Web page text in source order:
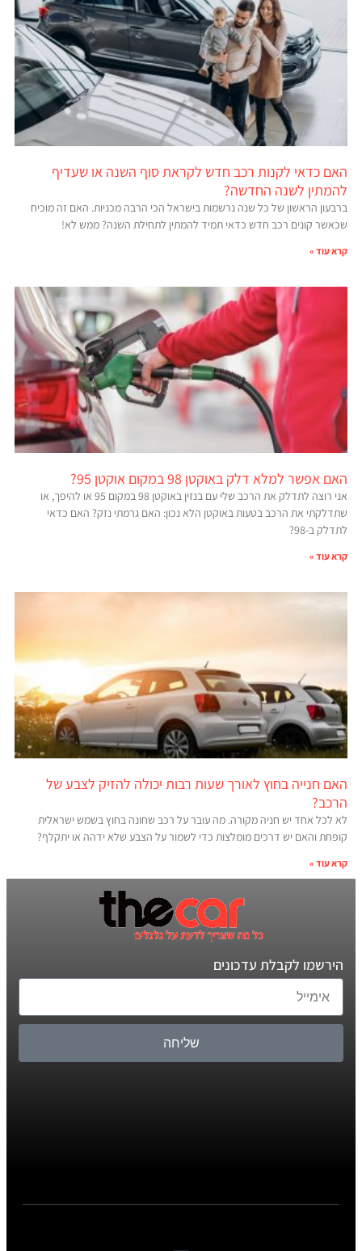
האם כדאי לקנות רכב חדש לקראת סוף השנה או שעדיף
להמתין לשנה החדשה?
ברבעון הראשון של כל שנה נרשמות בישראל הכי הרבה מכניות. האם זה מוכיח
שכאשר קונים רכב חדש כדאי תמיד להמתין לתחילת השנה? ממש לא!
קרא עוד »
האם אפשר למלא דלק באוקטן 98 במקום אוקטן 95?
אני רוצה לתדלק את הרכב שלי עם בנזין באוקטן 98 במקום 95 או להיפך, או
שתדלקתי את הרכב בטעות באוקטן הלא נכון: האם גרמתי נזק? האם כדאי
לתדלק ב-98?
קרא עוד »
האם חנייה בחוץ לאורך שעות רבות יכולה להזיק לצבע של
הרכב?
לא לכל אחד יש חניה מקורה. מה עובר על רכב שחונה בחוץ בשמש ישראלית
קופחת והאם יש דרכים מומלצות כדי לשמור על הצבע שלא ידהה או יתקלף?
קרא עוד »
הירשמו לקבלת עדכונים
שליחה